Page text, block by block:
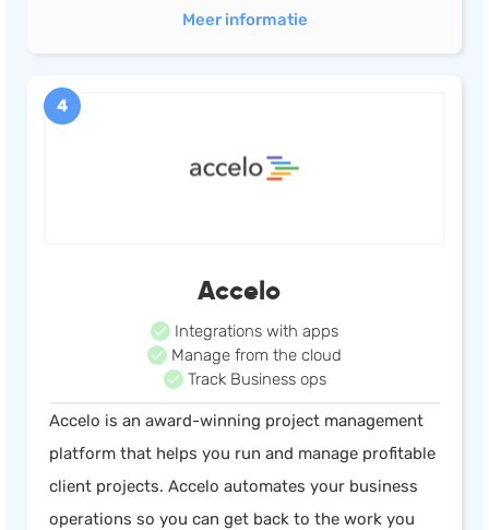
Meer informatie
4
Accelo
Integrations with apps
Manage from the cloud
Track Business ops
Accelo is an award-winning project management
platform that helps you run and manage profitable
client projects. Accelo automates your business
operations so you can get back to the work you